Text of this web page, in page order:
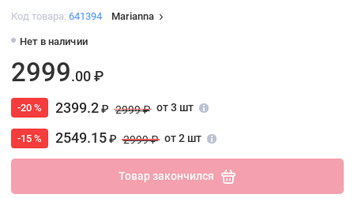
Код товара: 641394 Marianna
Нет в наличии
2999.00 ₽
-20 % 2399.2₽ 2999 ₽ от 3 шт
-15 % 2549.15₽ 2999 ₽ от 2 шт
Товар закончился